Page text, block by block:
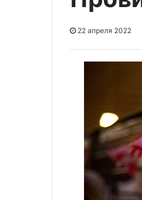
22 апреля 2022